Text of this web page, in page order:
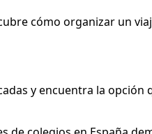
cómo organizar un
y encuentra la